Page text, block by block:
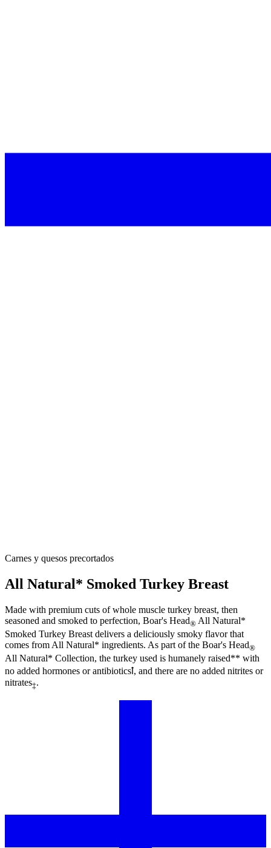
Carnes y quesos precortados
All Natural* Smoked Turkey Breast
Made with premium cuts of whole muscle turkey breast, then
seasoned and smoked to perfection, Boar's Head® All Natural*
Smoked Turkey Breast delivers a deliciously smoky flavor that
comes from All Natural* ingredients. As part of the Boar's Head®
All Natural* Collection, the turkey used is humanely raised** with
no added hormones or antibioticsꝉ, and there are no added nitrites or
nitrates‡.